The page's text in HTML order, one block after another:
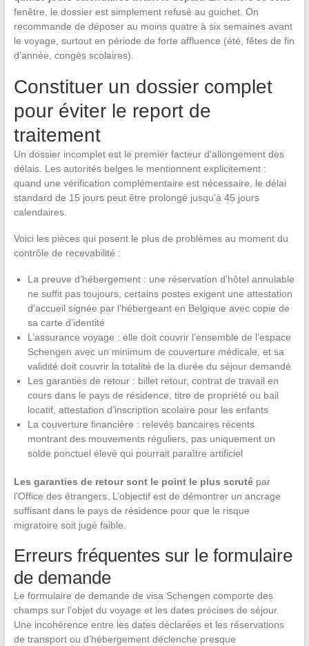
fenêtre, le dossier est simplement refusé au guichet. On
recommande de déposer au moins quatre à six semaines avant
le voyage, surtout en période de forte affluence (été, fêtes de fin
d’année, congés scolaires).
Constituer un dossier complet
pour éviter le report de
traitement
Un dossier incomplet est le premier facteur d’allongement des
délais. Les autorités belges le mentionnent explicitement :
quand une vérification complémentaire est nécessaire, le délai
standard de 15 jours peut être prolongé jusqu’à 45 jours
calendaires.
Voici les pièces qui posent le plus de problèmes au moment du
contrôle de recevabilité :
La preuve d’hébergement : une réservation d’hôtel annulable
ne suffit pas toujours, certains postes exigent une attestation
d’accueil signée par l’hébergeant en Belgique avec copie de
sa carte d’identité
L’assurance voyage : elle doit couvrir l’ensemble de l’espace
Schengen avec un minimum de couverture médicale, et sa
validité doit couvrir la totalité de la durée du séjour demandé
Les garanties de retour : billet retour, contrat de travail en
cours dans le pays de résidence, titre de propriété ou bail
locatif, attestation d’inscription scolaire pour les enfants
La couverture financière : relevés bancaires récents
montrant des mouvements réguliers, pas uniquement un
solde ponctuel élevé qui pourrait paraître artificiel
Les garanties de retour sont le point le plus scrutépar
l’Office des étrangers. L’objectif est de démontrer un ancrage
suffisant dans le pays de résidence pour que le risque
migratoire soit jugé faible.
Erreurs fréquentes sur le formulaire
de demande
Le formulaire de demande de visa Schengen comporte des
champs sur l’objet du voyage et les dates précises de séjour.
Une incohérence entre les dates déclarées et les réservations
de transport ou d’hébergement déclenche presque